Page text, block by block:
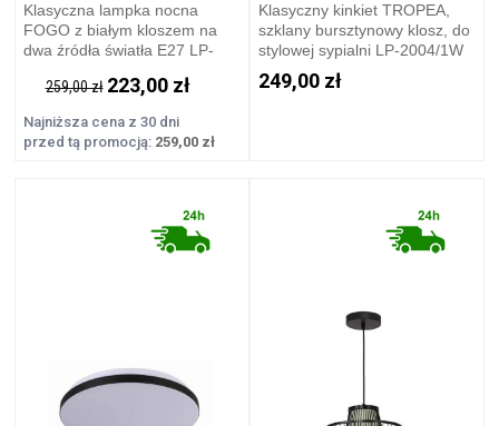
Klasyczna lampka nocna
FOGO z białym kloszem na
dwa źródła światła E27 LP-
259,00 zł 223,00 zł
Najniższa cena z 30 dni
przed tą promocją: 259,00 zł
Klasyczny kinkiet TROPEA,
szklany bursztynowy klosz, do
stylowej sypialni LP-2004/1W
AM Light Prestige
249,00 zł